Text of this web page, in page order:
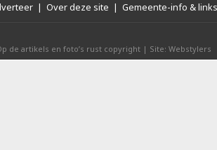
| Over deze site | Gemeente-info & links
de artikels en foto’s rust copyright | Site: Webstylers